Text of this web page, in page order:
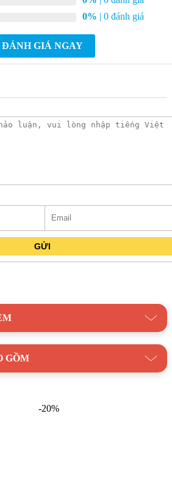
Được làm từ đồng nguyên khối, móc
cao, chống gỉ sét và dễ dàng lau
Móc treo khăn có thiết kế hiện
bạn.
BELLO BL – 600988D Màu
hôm nay tạiKim Quốc Tiến. Chúng
phẩm chính hãng với giá tốt nhất thị
Sinh|Phụ Kiện Nhà Tắm|Phụ kiện
0% | 0 đánh giá
ĐÁNH GIÁ NGAY
GỬI
GỒM
-20%